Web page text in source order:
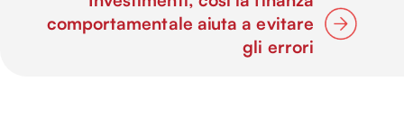
comportamentale aiuta a evitare
gli errori